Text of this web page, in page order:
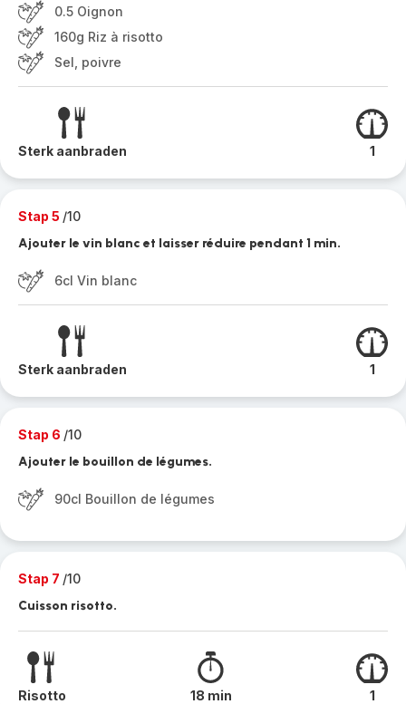
0.5 Oignon
160g Riz à risotto
Sel, poivre
Sterk aanbraden 1
Stap 5 /10
Ajouter le vin blanc et laisser réduire pendant 1 min.
6cl Vin blanc
Sterk aanbraden 1
Stap 6 /10
Ajouter le bouillon de légumes.
90cl Bouillon de légumes
Stap 7 /10
Cuisson risotto.
Risotto 18 min 1